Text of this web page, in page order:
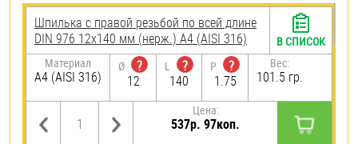
Шпилька с правой резьбой по всей длине
DIN 976 12х140 мм (нерж.) A4 (AISI 316)
Материал
A4 (AISI 316)
Ø
?
12
L
?
140
P
?
1.75
Вес:
101.5 гр.
Цена:
537р. 97коп.
В СПИСОК